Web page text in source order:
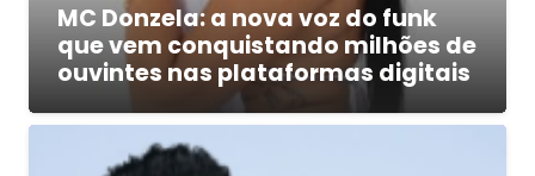
MC Donzela: a nova voz do funk
que vem conquistando milhões de
ouvintes nas plataformas digitais